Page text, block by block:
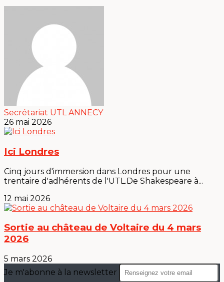
Secrétariat UTL ANNECY
26 mai 2026
Ici Londres
Cinq jours d'immersion dans Londres pour une
trentaire d'adhérents de l'UTL.De Shakespeare à...
12 mai 2026
Sortie au château de Voltaire du 4 mars
2026
5 mars 2026
Je m'abonne à la newsletter